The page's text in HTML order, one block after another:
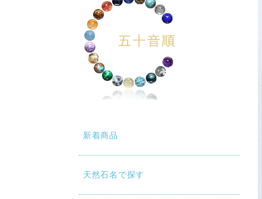
新着商品
天然石名で探す
再生時に画質が低い場合は、設定（⚙）から「1080p HD」